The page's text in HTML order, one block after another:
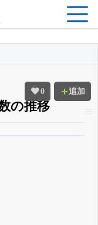
0 追加
の推移